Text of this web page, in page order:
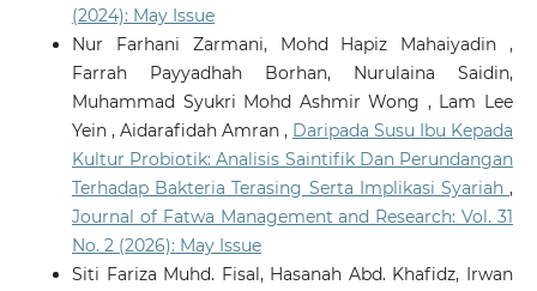
(2024): May Issue
Nur Farhani Zarmani, Mohd Hapiz Mahaiyadin ,
Farrah Payyadhah Borhan, Nurulaina Saidin,
Muhammad Syukri Mohd Ashmir Wong , Lam Lee
Yein , Aidarafidah Amran , Daripada Susu Ibu Kepada
Kultur Probiotik: Analisis Saintifik Dan Perundangan
Terhadap Bakteria Terasing Serta Implikasi Syariah,
Journal of Fatwa Management and Research: Vol. 31
No. 2 (2026): May Issue
Siti Fariza Muhd. Fisal, Hasanah Abd. Khafidz, Irwan